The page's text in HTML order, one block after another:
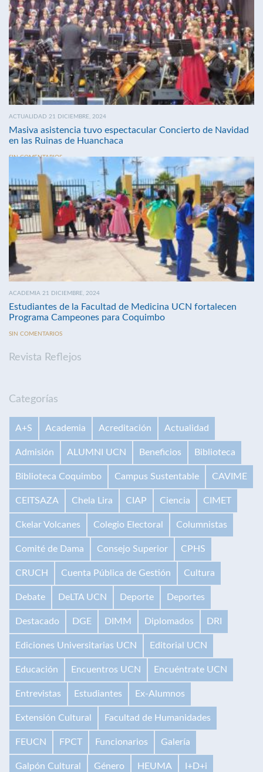
ACTUALIDAD 21 DICIEMBRE, 2024
Masiva asistencia tuvo espectacular Concierto de Navidad
en las Ruinas de Huanchaca
SIN COMENTARIOS
ACADEMIA 21 DICIEMBRE, 2024
Estudiantes de la Facultad de Medicina UCN fortalecen
Programa Campeones para Coquimbo
SIN COMENTARIOS
Revista Reflejos
Categorías
A+S Academia Acreditación Actualidad
Admisión ALUMNI UCN Beneficios Biblioteca
Biblioteca Coquimbo Campus Sustentable CAVIME
CEITSAZA Chela Lira CIAP Ciencia CIMET
Ckelar Volcanes Colegio Electoral Columnistas
Comité de Dama Consejo Superior CPHS
CRUCH Cuenta Pública de Gestión Cultura
Debate DeLTA UCN Deporte Deportes
Destacado DGE DIMM Diplomados DRI
Ediciones Universitarias UCN Editorial UCN
Educación Encuentros UCN Encuéntrate UCN
Entrevistas Estudiantes Ex-Alumnos
Extensión Cultural Facultad de Humanidades
FEUCN FPCT Funcionarios Galería
Galpón Cultural Género HEUMA I+D+i